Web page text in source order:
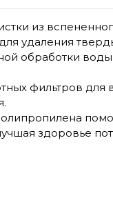
из
удаления
обработки
фильтров для
здоровье